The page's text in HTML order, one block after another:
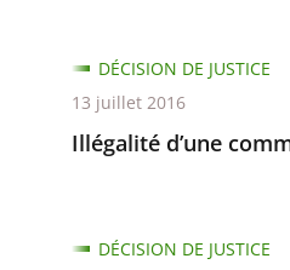
Illégalité d’une
DÉCISION DE JUSTICE
13 juillet 2016
DÉCISION DE JUSTICE